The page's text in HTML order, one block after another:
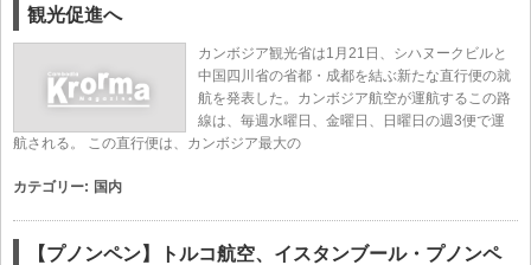
観光促進へ
カンボジア観光省は1月21日、シハヌークビルと
中国四川省の省都・成都を結ぶ新たな直行便の就
航を発表した。カンボジア航空が運航するこの路
線は、毎週水曜日、金曜日、日曜日の週3便で運
航される。 この直行便は、カンボジア最大の
カテゴリー: 国内
【プノンペン】トルコ航空、イスタンブール・プノンペ